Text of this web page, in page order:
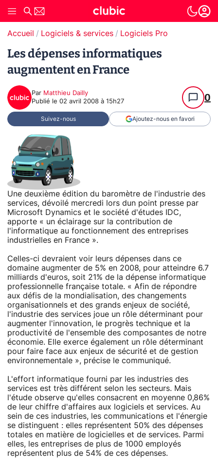
Accueil Logiciels & services Logiciels Pro
Les dépenses informatiques
augmentent en France
Par Matthieu Dailly
Publié le 02 avril 2008 à 15h27 0
Suivez-nous Ajoutez-nous en favori
Une deuxième édition du baromètre de l'industrie des
services, dévoilé mercredi lors dun point presse par
Microsoft Dynamics et le société d'études IDC,
apporte « un éclairage sur la contribution de
l'informatique au fonctionnement des entreprises
industrielles en France ».
Celles-ci devraient voir leurs dépenses dans ce
domaine augmenter de 5% en 2008, pour atteindre 6.7
milliards d'euros, soit 21% de la dépense informatique
professionnelle française totale. « Afin de répondre
aux défis de la mondialisation, des changements
organisationnels et des grands enjeux de société,
l'industrie des services joue un rôle déterminant pour
augmenter l'innovation, le progrès technique et la
productivité de l'ensemble des composantes de notre
économie. Elle exerce également un rôle déterminant
pour faire face aux enjeux de sécurité et de gestion
environnementale », précise le communiqué.
L'effort informatique fourni par les industries des
services est très différent selon les secteurs. Mais
l'étude observe qu'elles consacrent en moyenne 0,86%
de leur chiffre d'affaires aux logiciels et services. Au
sein de ces industries, les communications et l'énergie
se distinguent : elles représentent 50% des dépenses
totales en matière de logicielles et de services. Parmi
elles, les entreprises de plus de 1000 employés
représentent plus de 54% de ces dépenses.